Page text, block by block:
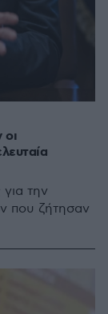
την
που ζήτησαν